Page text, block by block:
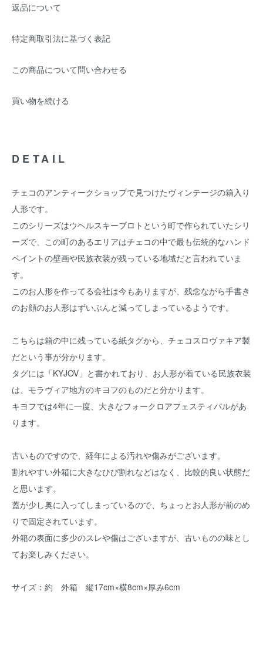
返品について
特定商取引法に基づく表記
この商品について問い合わせる
買い物を続ける
DETAIL
チェコのアンティークショップで見つけたヴィンテージの箱入り
人形です。
このシリーズはウヘルスキーブロトという町で作られていたシリ
ーズで、この町のあるエリアはチェコの中で最も伝統的なハンド
ペイントの壁画や民族衣装が残っている地域だと言われていま
す。
このお人形を作ってる会社は今もありますが、残念ながら手書き
のお顔のお人形はずいぶんと減ってしまっているようです。
こちらは箱の中に残っている紙タグから、チェコスロヴァキア製
だという事が分かります。
タグには「KYJOV」と書かれており、お人形が着ている民族衣装
は、モラヴィア地方のキヨフのものだと分かります。
キヨフでは4年に一度、大きなフォークロアフェスティバルがあ
ります。
古いものですので、経年による汚れや傷みがございます。
割れやすい外箱に大きなひび割れなどはなく、比較的良い状態だ
と思います。
蓋が少し奥に入ってしまっているので、ちょっとお人形が前のめ
りで固定されています。
外箱の表面に多少のスレや傷はございますが、古いものの味とし
てお楽しみください。
サイズ：約 外箱 縦17cm×横8cm×厚み6cm